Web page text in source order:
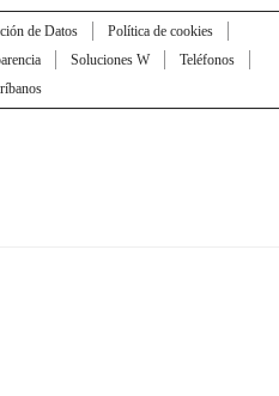
de Datos
Política de cookies
Soluciones W
Teléfonos